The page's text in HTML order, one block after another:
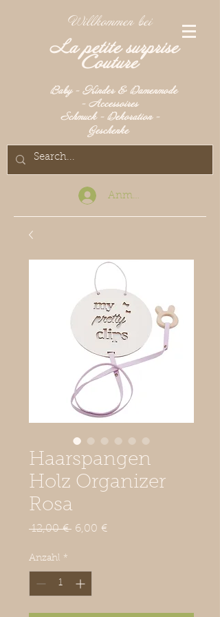
Willkommen bei
La petite surprise
Couture
Baby - Kinder & Damenmode
- Accessoires
Schmuck - Dekoration -
Geschenke
Anmelden
Haarspangen
Holz Organizer
Rosa
12,00 € Standardpreis
6,00 €Sale-
Anzahl *